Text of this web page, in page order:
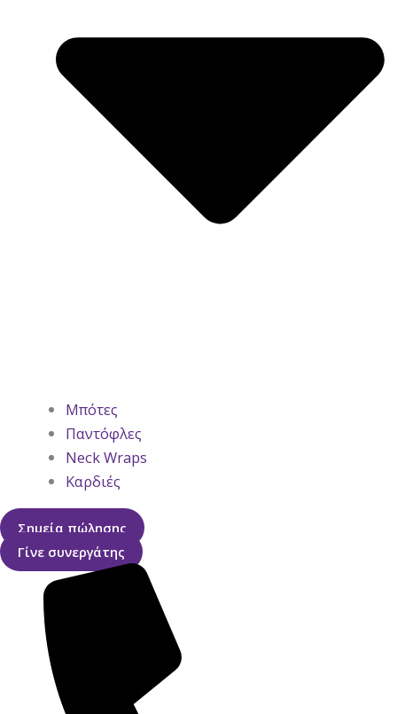
Μπότες
Παντόφλες
Neck Wraps
Καρδιές
Σημεία πώλησης
Γίνε συνεργάτης